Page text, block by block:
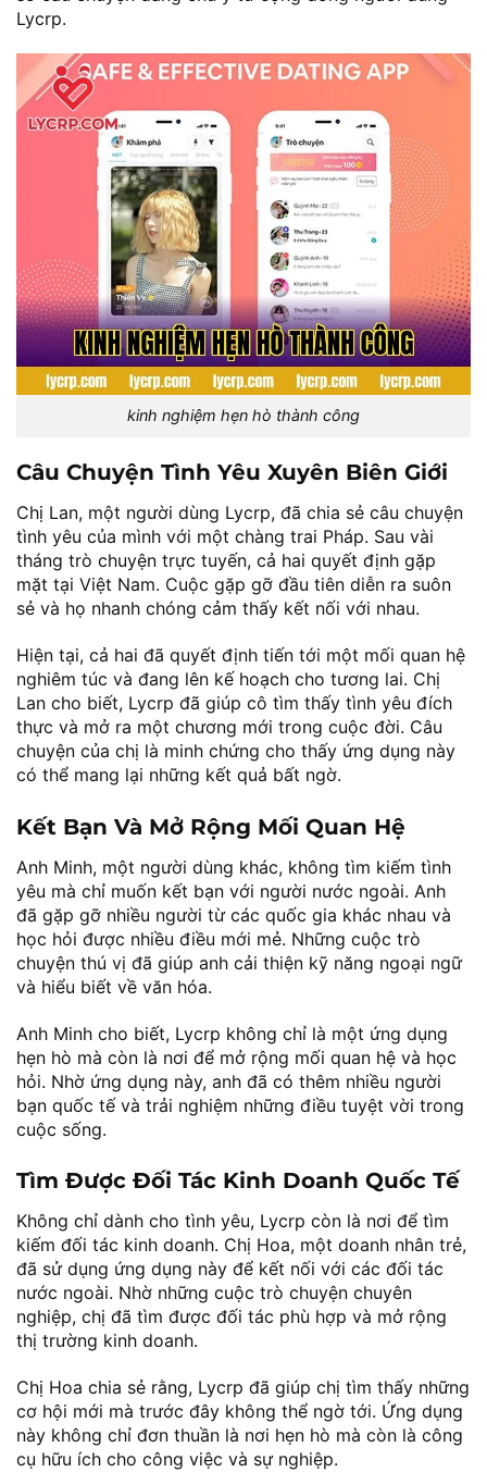
Lycrp.
kinh nghiệm hẹn hò thành công
Câu Chuyện Tình Yêu Xuyên Biên Giới
Chị Lan, một người dùng Lycrp, đã chia sẻ câu chuyện
tình yêu của mình với một chàng trai Pháp. Sau vài
tháng trò chuyện trực tuyến, cả hai quyết định gặp
mặt tại Việt Nam. Cuộc gặp gỡ đầu tiên diễn ra suôn
sẻ và họ nhanh chóng cảm thấy kết nối với nhau.
Hiện tại, cả hai đã quyết định tiến tới một mối quan hệ
nghiêm túc và đang lên kế hoạch cho tương lai. Chị
Lan cho biết, Lycrp đã giúp cô tìm thấy tình yêu đích
thực và mở ra một chương mới trong cuộc đời. Câu
chuyện của chị là minh chứng cho thấy ứng dụng này
có thể mang lại những kết quả bất ngờ.
Kết Bạn Và Mở Rộng Mối Quan Hệ
Anh Minh, một người dùng khác, không tìm kiếm tình
yêu mà chỉ muốn kết bạn với người nước ngoài. Anh
đã gặp gỡ nhiều người từ các quốc gia khác nhau và
học hỏi được nhiều điều mới mẻ. Những cuộc trò
chuyện thú vị đã giúp anh cải thiện kỹ năng ngoại ngữ
và hiểu biết về văn hóa.
Anh Minh cho biết, Lycrp không chỉ là một ứng dụng
hẹn hò mà còn là nơi để mở rộng mối quan hệ và học
hỏi. Nhờ ứng dụng này, anh đã có thêm nhiều người
bạn quốc tế và trải nghiệm những điều tuyệt vời trong
cuộc sống.
Tìm Được Đối Tác Kinh Doanh Quốc Tế
Không chỉ dành cho tình yêu, Lycrp còn là nơi để tìm
kiếm đối tác kinh doanh. Chị Hoa, một doanh nhân trẻ,
đã sử dụng ứng dụng này để kết nối với các đối tác
nước ngoài. Nhờ những cuộc trò chuyện chuyên
nghiệp, chị đã tìm được đối tác phù hợp và mở rộng
thị trường kinh doanh.
Chị Hoa chia sẻ rằng, Lycrp đã giúp chị tìm thấy những
cơ hội mới mà trước đây không thể ngờ tới. Ứng dụng
này không chỉ đơn thuần là nơi hẹn hò mà còn là công
cụ hữu ích cho công việc và sự nghiệp.